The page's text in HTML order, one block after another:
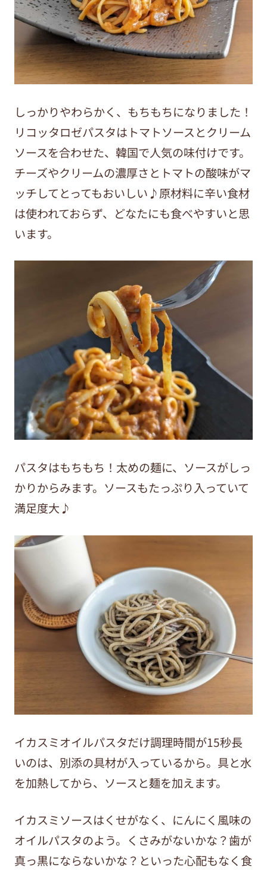
しっかりやわらかく、もちもちになりました！
リコッタロゼパスタはトマトソースとクリーム
ソースを合わせた、韓国で人気の味付けです。
チーズやクリームの濃厚さとトマトの酸味がマ
ッチしてとってもおいしい♪原材料に辛い食材
は使われておらず、どなたにも食べやすいと思
います。
パスタはもちもち！太めの麺に、ソースがしっ
かりからみます。ソースもたっぷり入っていて
満足度大♪
イカスミオイルパスタだけ調理時間が15秒長
いのは、別添の具材が入っているから。具と水
を加熱してから、ソースと麺を加えます。
イカスミソースはくせがなく、にんにく風味の
オイルパスタのよう。くさみがないかな？歯が
真っ黒にならないかな？といった心配もなく食